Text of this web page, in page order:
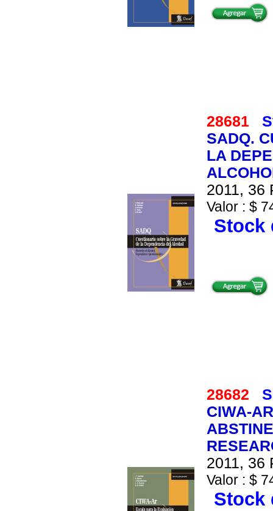
28681
SADQ.
LA
2011, 36
Valor : $
Stock
28682
CIWA-
2011, 36
Valor : $
Stock